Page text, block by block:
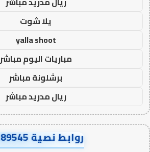
يلا شوت
yalla shoot
مباريات اليوم مباشر
برشلونة مباشر
ريال مدريد مباشر
روابط نصية AA89545